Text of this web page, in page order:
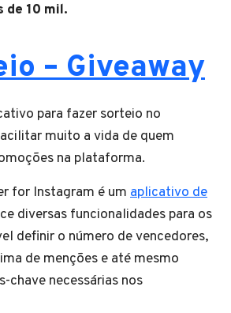
de 10 mil.
– Giveaway
para fazer sorteio no
muito a vida de quem
na plataforma.
for Instagram é um aplicativo de
diversas funcionalidades para os
definir o número de vencedores,
de menções e até mesmo
chave necessárias nos